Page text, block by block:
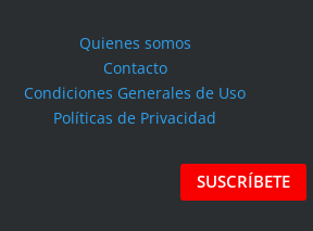
Quienes somos
Contacto
Condiciones Generales de Uso
Políticas de Privacidad
SUSCRÍBETE